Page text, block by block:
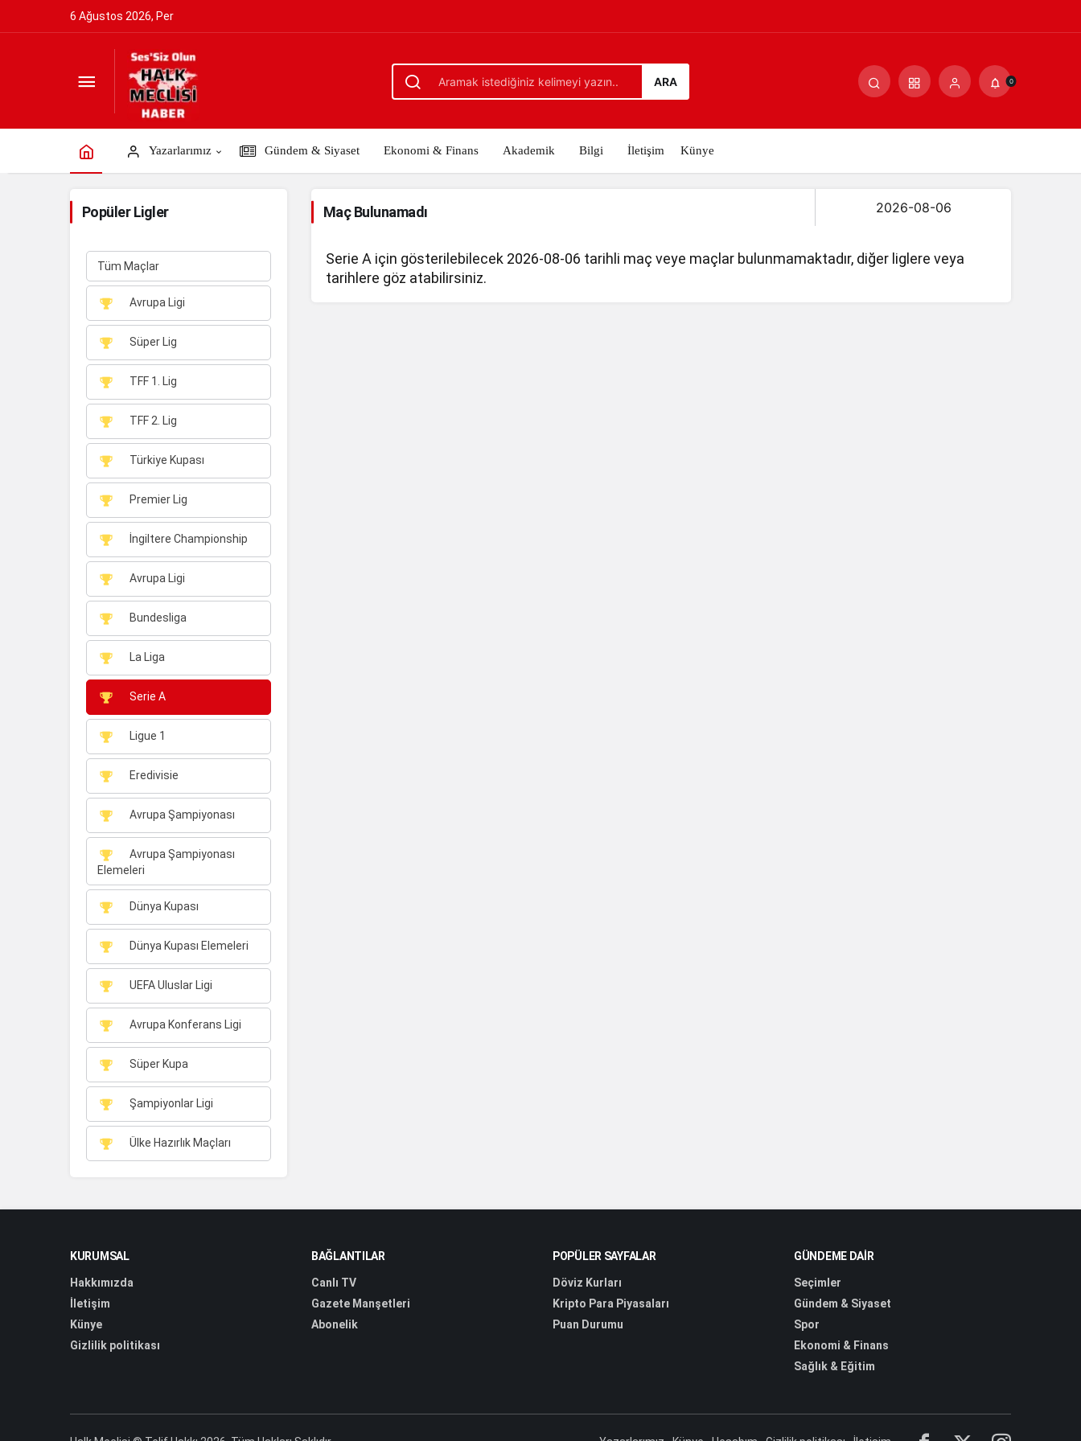
6 Ağustos 2026, Per
ARA 0
Yazarlarımız Gündem & Siyaset Ekonomi & Finans Akademik Bilgi İletişim Künye
Popüler Ligler
Tüm Maçlar
Avrupa Ligi
Süper Lig
TFF 1. Lig
TFF 2. Lig
Türkiye Kupası
Premier Lig
İngiltere Championship
Avrupa Ligi
Bundesliga
La Liga
Serie A
Ligue 1
Eredivisie
Avrupa Şampiyonası
Avrupa Şampiyonası
Elemeleri
Dünya Kupası
Dünya Kupası Elemeleri
UEFA Uluslar Ligi
Avrupa Konferans Ligi
Süper Kupa
Şampiyonlar Ligi
Ülke Hazırlık Maçları
Maç Bulunamadı
Serie A için gösterilebilecek 2026-08-06 tarihli maç veye maçlar bulunmamaktadır, diğer liglere veya
tarihlere göz atabilirsiniz.
KURUMSAL
Hakkımızda
İletişim
Künye
Gizlilik politikası
BAĞLANTILAR
Canlı TV
Gazete Manşetleri
Abonelik
POPÜLER SAYFALAR
Döviz Kurları
Kripto Para Piyasaları
Puan Durumu
GÜNDEME DAIR
Seçimler
Gündem & Siyaset
Spor
Ekonomi & Finans
Sağlık & Eğitim